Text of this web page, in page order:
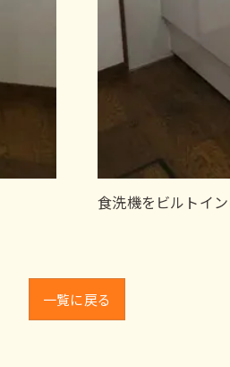
食洗機をビルトイ
一覧に戻る